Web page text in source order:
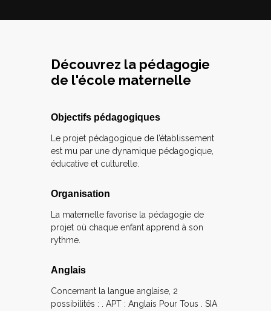
Découvrez la pédagogie
de l'école maternelle
Objectifs pédagogiques
Le projet pédagogique de l’établissement
est mu par une dynamique pédagogique,
éducative et culturelle.
Organisation
La maternelle favorise la pédagogie de
projet où chaque enfant apprend à son
rythme.
Anglais
Concernant la langue anglaise, 2
possibilités : . APT : Anglais Pour Tous . SIA